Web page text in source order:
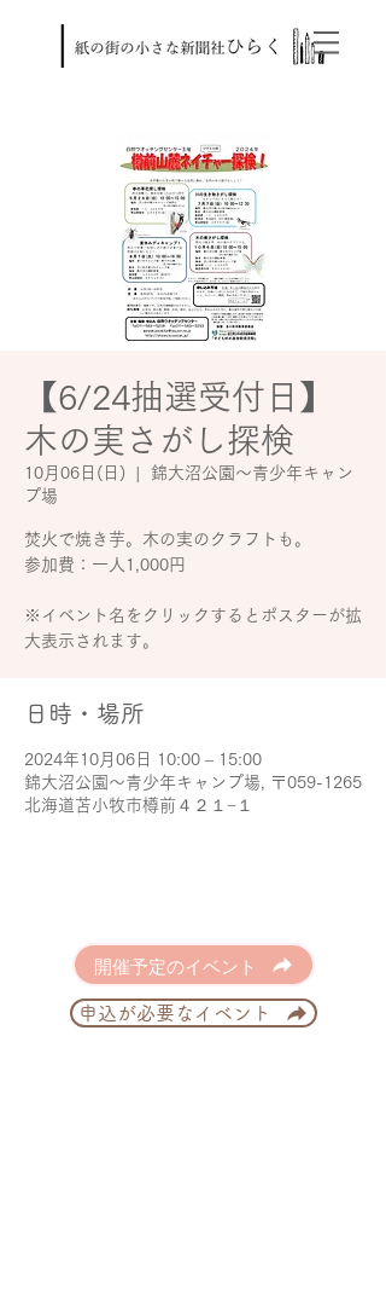
【6/24抽選受付日】
木の実さがし探検
10月06日(日)
錦大沼公園～青少年キャン
プ場
焚火で焼き芋。木の実のクラフトも。
参加費：一人1,000円
※イベント名をクリックするとポスターが拡
大表示されます。
日時・場所
2024年10月06日 10:00 – 15:00
錦大沼公園～青少年キャンプ場, 〒059-1265
北海道苫小牧市樽前４２１−１
開催予定のイベント
申込が必要なイベント